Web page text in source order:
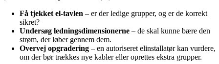
Få tjekket el-tavlen – er der ledige grupper, og er de korrekt
sikret?
Undersøg ledningsdimensionerne – de skal kunne bære den
strøm, der løber gennem dem.
Overvej opgradering – en autoriseret elinstallatør kan vurdere,
om der bør trækkes nye kabler eller oprettes ekstra grupper.